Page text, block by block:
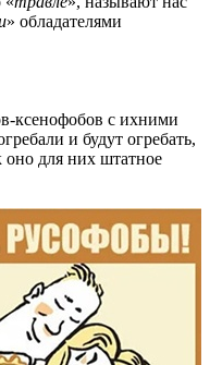
» обладателями
ксенофобов с ихними
и будут огребать,
оно для них штатное